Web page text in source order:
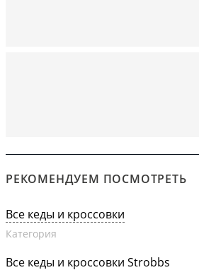
РЕКОМЕНДУЕМ ПОСМОТРЕТЬ
Все кеды и кроссовки
Категория
Все кеды и кроссовки Strobbs